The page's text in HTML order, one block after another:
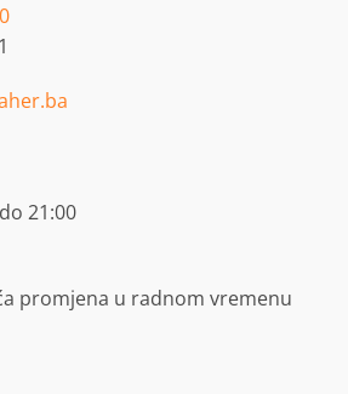
21:00
promjena u radnom vremenu